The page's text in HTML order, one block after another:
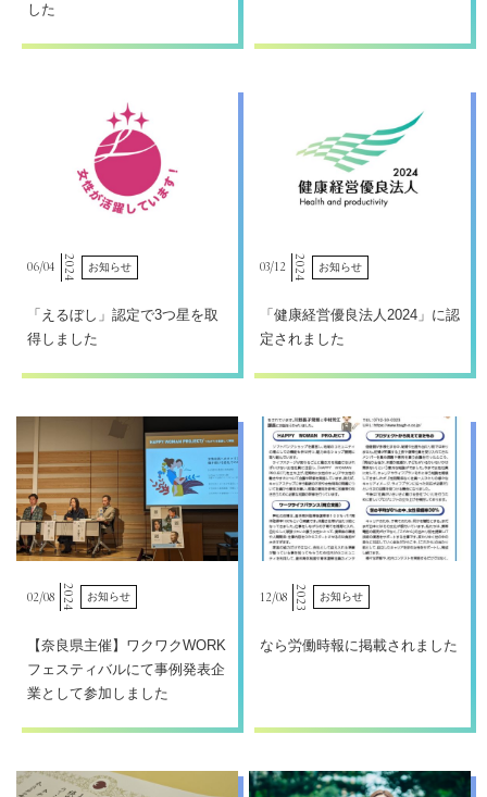
した
06/04 2024 お知らせ
「えるぼし」認定で3つ星を取
得しました
03/12 2024 お知らせ
「健康経営優良法人2024」に認
定されました
02/08 2024 お知らせ
【奈良県主催】ワクワクWORK
フェスティバルにて事例発表企
業として参加しました
12/08 2023 お知らせ
なら労働時報に掲載されました